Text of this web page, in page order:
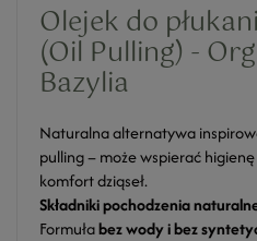
Olejek do
(Oil Pulling) -
Bazylia
Naturalna alternatywa
pulling – może wspierać
komfort dziąseł.
Składniki pochodzenia
Formułabez wody i bez